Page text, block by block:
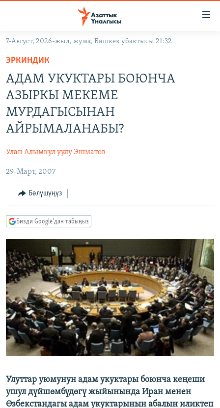
Навигацияга
өтүңүз
Издөөгө
салыңыз
САЯСАТ
ЭКОНОМИКА
ДҮЙНӨ
ДҮЙНӨ
БОРБОР АЗИЯ
УКРАИНА
АТАЙЫН ИЛИКТӨӨ
БҮГҮН АЗАТТЫКТА
ЭКСПЕРТТЕР ТАЛДАЙТ
БИЗ ЖАНА ДҮЙНӨ
ЭЖЕ-СИҢДИЛЕР
ЫҢГАЙСЫЗ СУРООЛОР
ӨЗГӨЧӨ ПИКИР
ОНЛАЙН ШЕРИНЕ
ЭЕ/АРнун бардык сайттары
7-Август, 2026-жыл, жума, Бишкек убактысы 21:32
ЭРКИНДИК
АДАМ УКУКТАРЫ БОЮНЧА
АЗЫРКЫ МЕКЕМЕ
МУРДАГЫСЫНАН
АЙРЫМАЛАНАБЫ?
Улан Алымкул уулу Эшматов
29-Март, 2007
Бөлүшүңүз
Бизди Google'дан табыңыз
Улуттар уюмунун адам укуктары боюнча кеңеши
ушул дүйшөмбүдөгү жыйынында Иран менен
Өзбекстандагы адам укуктарынын абалын иликтеп